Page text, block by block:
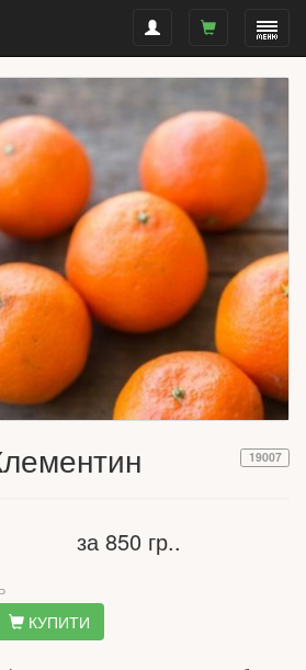
19007
за 850 гр..
КУПИТИ